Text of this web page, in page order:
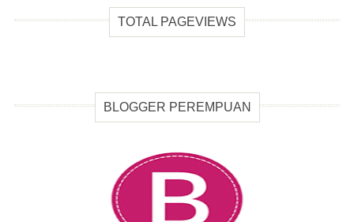
TOTAL PAGEVIEWS
BLOGGER PEREMPUAN